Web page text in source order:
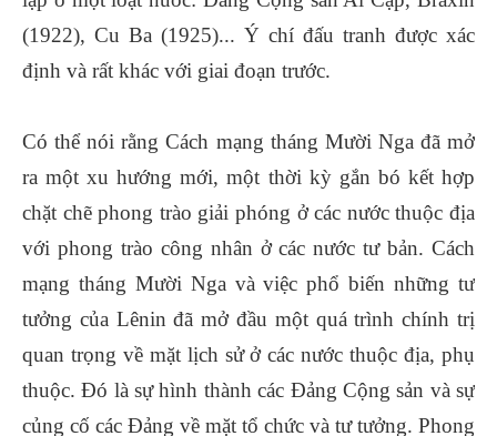
(1922), Cu Ba (1925)... Ý chí đấu tranh được xác
định và rất khác với giai đoạn trước.
Có thể nói rằng Cách mạng tháng Mười Nga đã mở
ra một xu hướng mới, một thời kỳ gắn bó kết hợp
chặt chẽ phong trào giải phóng ở các nước thuộc địa
với phong trào công nhân ở các nước tư bản. Cách
mạng tháng Mười Nga và việc phổ biến những tư
tưởng của Lênin đã mở đầu một quá trình chính trị
quan trọng về mặt lịch sử ở các nước thuộc địa, phụ
thuộc. Đó là sự hình thành các Đảng Cộng sản và sự
củng cố các Đảng về mặt tổ chức và tư tưởng. Phong